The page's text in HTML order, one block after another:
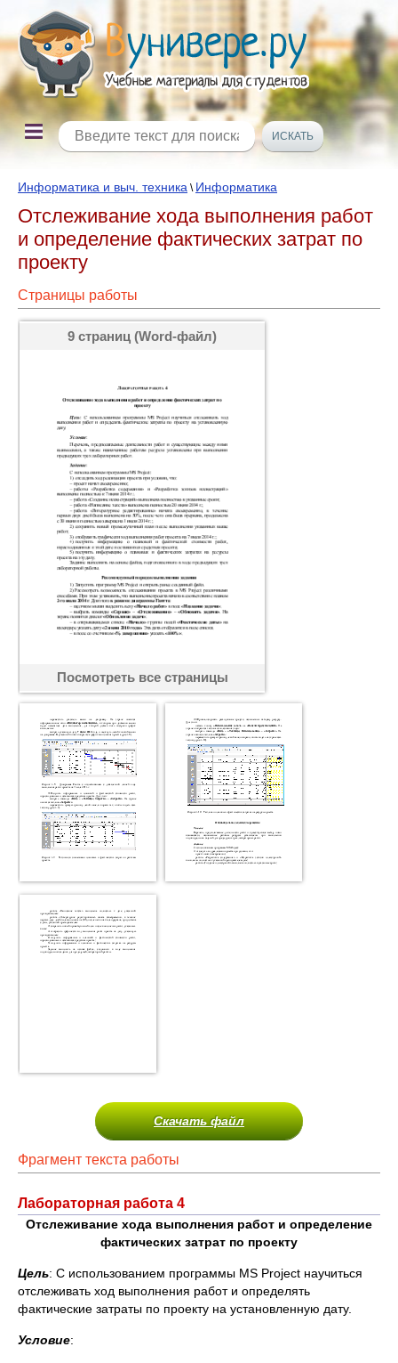
Информатика и выч. техника \ Информатика
Отслеживание хода выполнения работ
и определение фактических затрат по
проекту
Страницы работы
9 страниц (Word-файл)
Посмотреть все страницы
Скачать файл
Фрагмент текста работы
Лабораторная работа 4
Отслеживание хода выполнения работ и определение
фактических затрат по проекту
Цель: С использованием программы MS Project научиться
отслеживать ход выполнения работ и определять
фактические затраты по проекту на установленную дату.
Условие: